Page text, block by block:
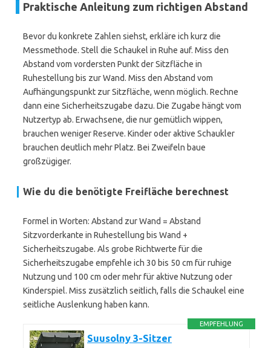
Praktische Anleitung zum richtigen Abstand
Bevor du konkrete Zahlen siehst, erkläre ich kurz die
Messmethode. Stell die Schaukel in Ruhe auf. Miss den
Abstand vom vordersten Punkt der Sitzfläche in
Ruhestellung bis zur Wand. Miss den Abstand vom
Aufhängungspunkt zur Sitzfläche, wenn möglich. Rechne
dann eine Sicherheitszugabe dazu. Die Zugabe hängt vom
Nutzertyp ab. Erwachsene, die nur gemütlich wippen,
brauchen weniger Reserve. Kinder oder aktive Schaukler
brauchen deutlich mehr Platz. Bei Zweifeln baue
großzügiger.
Wie du die benötigte Freifläche berechnest
Formel in Worten: Abstand zur Wand = Abstand
Sitzvorderkante in Ruhestellung bis Wand +
Sicherheitszugabe. Als grobe Richtwerte für die
Sicherheitszugabe empfehle ich 30 bis 50 cm für ruhige
Nutzung und 100 cm oder mehr für aktive Nutzung oder
Kinderspiel. Miss zusätzlich seitlich, falls die Schaukel eine
seitliche Auslenkung haben kann.
EMPFEHLUNG
Suusolny 3-Sitzer